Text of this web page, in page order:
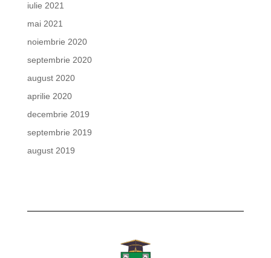
iulie 2021
mai 2021
noiembrie 2020
septembrie 2020
august 2020
aprilie 2020
decembrie 2019
septembrie 2019
august 2019